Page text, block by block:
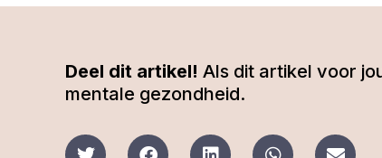
Deel dit artikel! Als dit artikel voor
mentale gezondheid.